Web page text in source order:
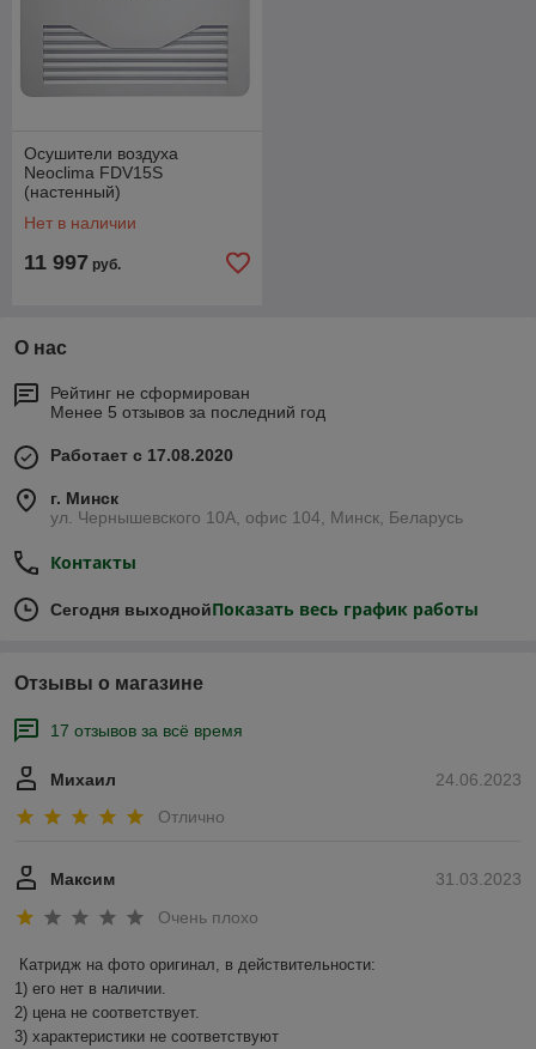
Осушители воздуха
Neoclima FDV15S
(настенный)
Нет в наличии
11 997 руб.
О нас
Рейтинг не сформирован
Менее 5 отзывов за последний год
Работает с 17.08.2020
г. Минск
ул. Чернышевского 10А, офис 104, Минск, Беларусь
Контакты
Сегодня выходнойПоказать весь график работы
Отзывы о магазине
17 отзывов за всё время
24.06.2023
Михаил
Отлично
31.03.2023
Максим
Очень плохо
Катридж на фото оригинал, в действительности:
1) его нет в наличии.
2) цена не соответствует.
3) характеристики не соответствуют